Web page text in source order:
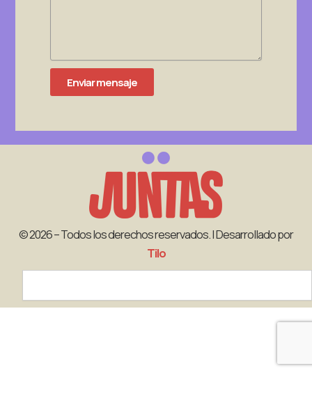
Enviar mensaje
© 2026 – Todos los derechos reservados. | Desarrollado por
Tilo